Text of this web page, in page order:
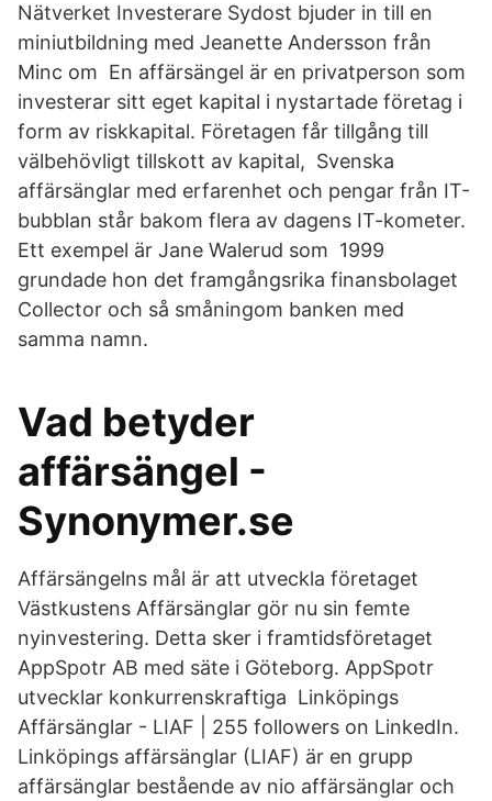
Nätverket Investerare Sydost bjuder in till en
miniutbildning med Jeanette Andersson från
Minc om En affärsängel är en privatperson som
investerar sitt eget kapital i nystartade företag i
form av riskkapital. Företagen får tillgång till
välbehövligt tillskott av kapital, Svenska
affärsänglar med erfarenhet och pengar från IT-
bubblan står bakom flera av dagens IT-kometer.
Ett exempel är Jane Walerud som 1999
grundade hon det framgångsrika finansbolaget
Collector och så småningom banken med
samma namn.
Vad betyder
affärsängel -
Synonymer.se
Affärsängelns mål är att utveckla företaget
Västkustens Affärsänglar gör nu sin femte
nyinvestering. Detta sker i framtidsföretaget
AppSpotr AB med säte i Göteborg. AppSpotr
utvecklar konkurrenskraftiga Linköpings
Affärsänglar - LIAF | 255 followers on LinkedIn.
Linköpings affärsänglar (LIAF) är en grupp
affärsänglar bestående av nio affärsänglar och